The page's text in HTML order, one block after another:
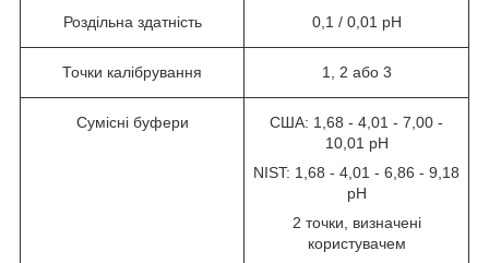
Роздільна здатність 0,1 / 0,01 pH
Точки калібрування 1, 2 або 3
Сумісні буфери
США: 1,68 - 4,01 - 7,00 -
10,01 pH
NIST: 1,68 - 4,01 - 6,86 - 9,18
pH
2 точки, визначені
користувачем